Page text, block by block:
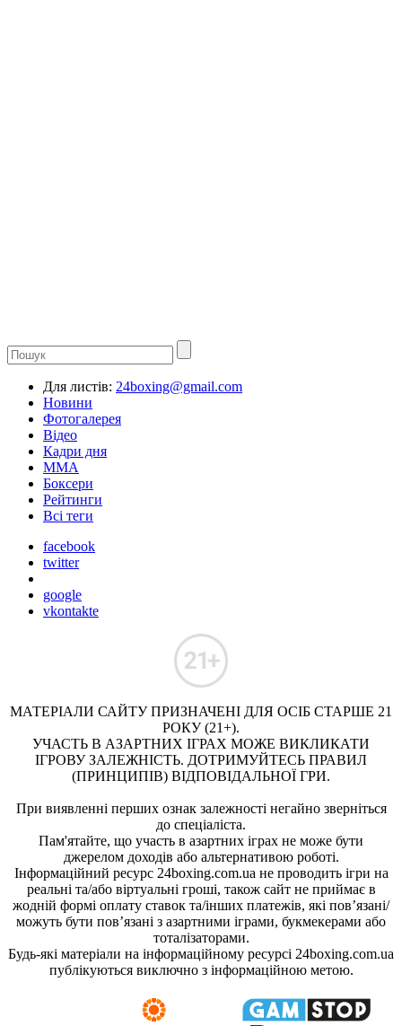
Для листів: 24boxing@gmail.com
Новини
Фотогалерея
Відео
Кадри дня
ММА
Боксери
Рейтинги
Всі теги
facebook
twitter
google
vkontakte
МАТЕРІАЛИ САЙТУ ПРИЗНАЧЕНІ ДЛЯ ОСІБ СТАРШЕ 21
РОКУ (21+).
УЧАСТЬ В АЗАРТНИХ ІГРАХ МОЖЕ ВИКЛИКАТИ
ІГРОВУ ЗАЛЕЖНІСТЬ. ДОТРИМУЙТЕСЬ ПРАВИЛ
(ПРИНЦИПІВ) ВІДПОВІДАЛЬНОЇ ГРИ.
При виявленні перших ознак залежності негайно зверніться
до спеціаліста.
Пам'ятайте, що участь в азартних іграх не може бути
джерелом доходів або альтернативою роботі.
Інформаційний ресурс 24boxing.com.ua не проводить ігри на
реальні та/або віртуальні гроші, також сайт не приймає в
жодній формі оплату ставок та/інших платежів, які пов’язані/
можуть бути пов’язані з азартними іграми, букмекерами або
тоталізаторами.
Будь-які матеріали на інформаційному ресурсі 24boxing.com.ua
публікуються виключно з інформаційною метою.